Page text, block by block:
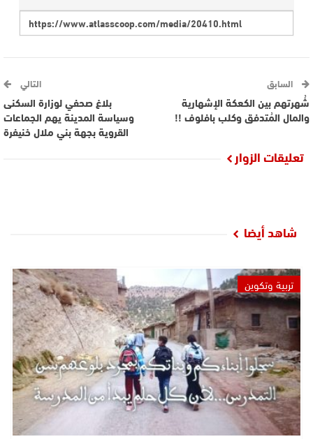
السابق
شُهرتهم بين الكعكة الإشهارية
والمال المُتدفق وكلب بافلوف !!
التالي
بلاغ صحفي لوزارة السكنى
وسياسة المدينة يهم الجماعات
القروية بجهة بني ملال خنيفرة
تعليقات الزوار
شاهد أيضا
تربية وتكوين